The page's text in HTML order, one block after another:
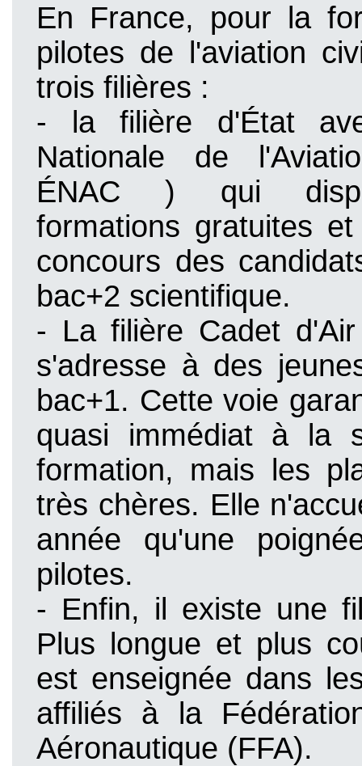
En France, pour la
pilotes de l'aviation
trois filières :
- la filière d'État
Nationale de
ÉNAC) qui
formations gratuites
concours des
bac+2 scientifique.
- La filière Cadet
s'adresse à des
bac+1. Cette voie
quasi immédiat à la
formation, mais les
très chères. Elle
année qu'une
pilotes.
- Enfin, il existe une
Plus longue et plus
est enseignée dans
affiliés à la
Aéronautique (FFA).